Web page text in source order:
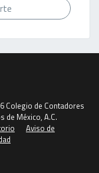
Colegio de Contadores
de México, A.C.
Aviso de